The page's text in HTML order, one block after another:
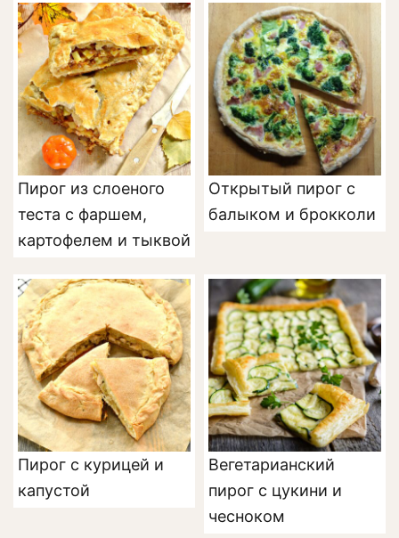
Пирог из слоеного
теста с фаршем,
картофелем и тыквой
Открытый пирог с
балыком и брокколи
Пирог с курицей и
капустой
Вегетарианский
пирог с цукини и
чесноком